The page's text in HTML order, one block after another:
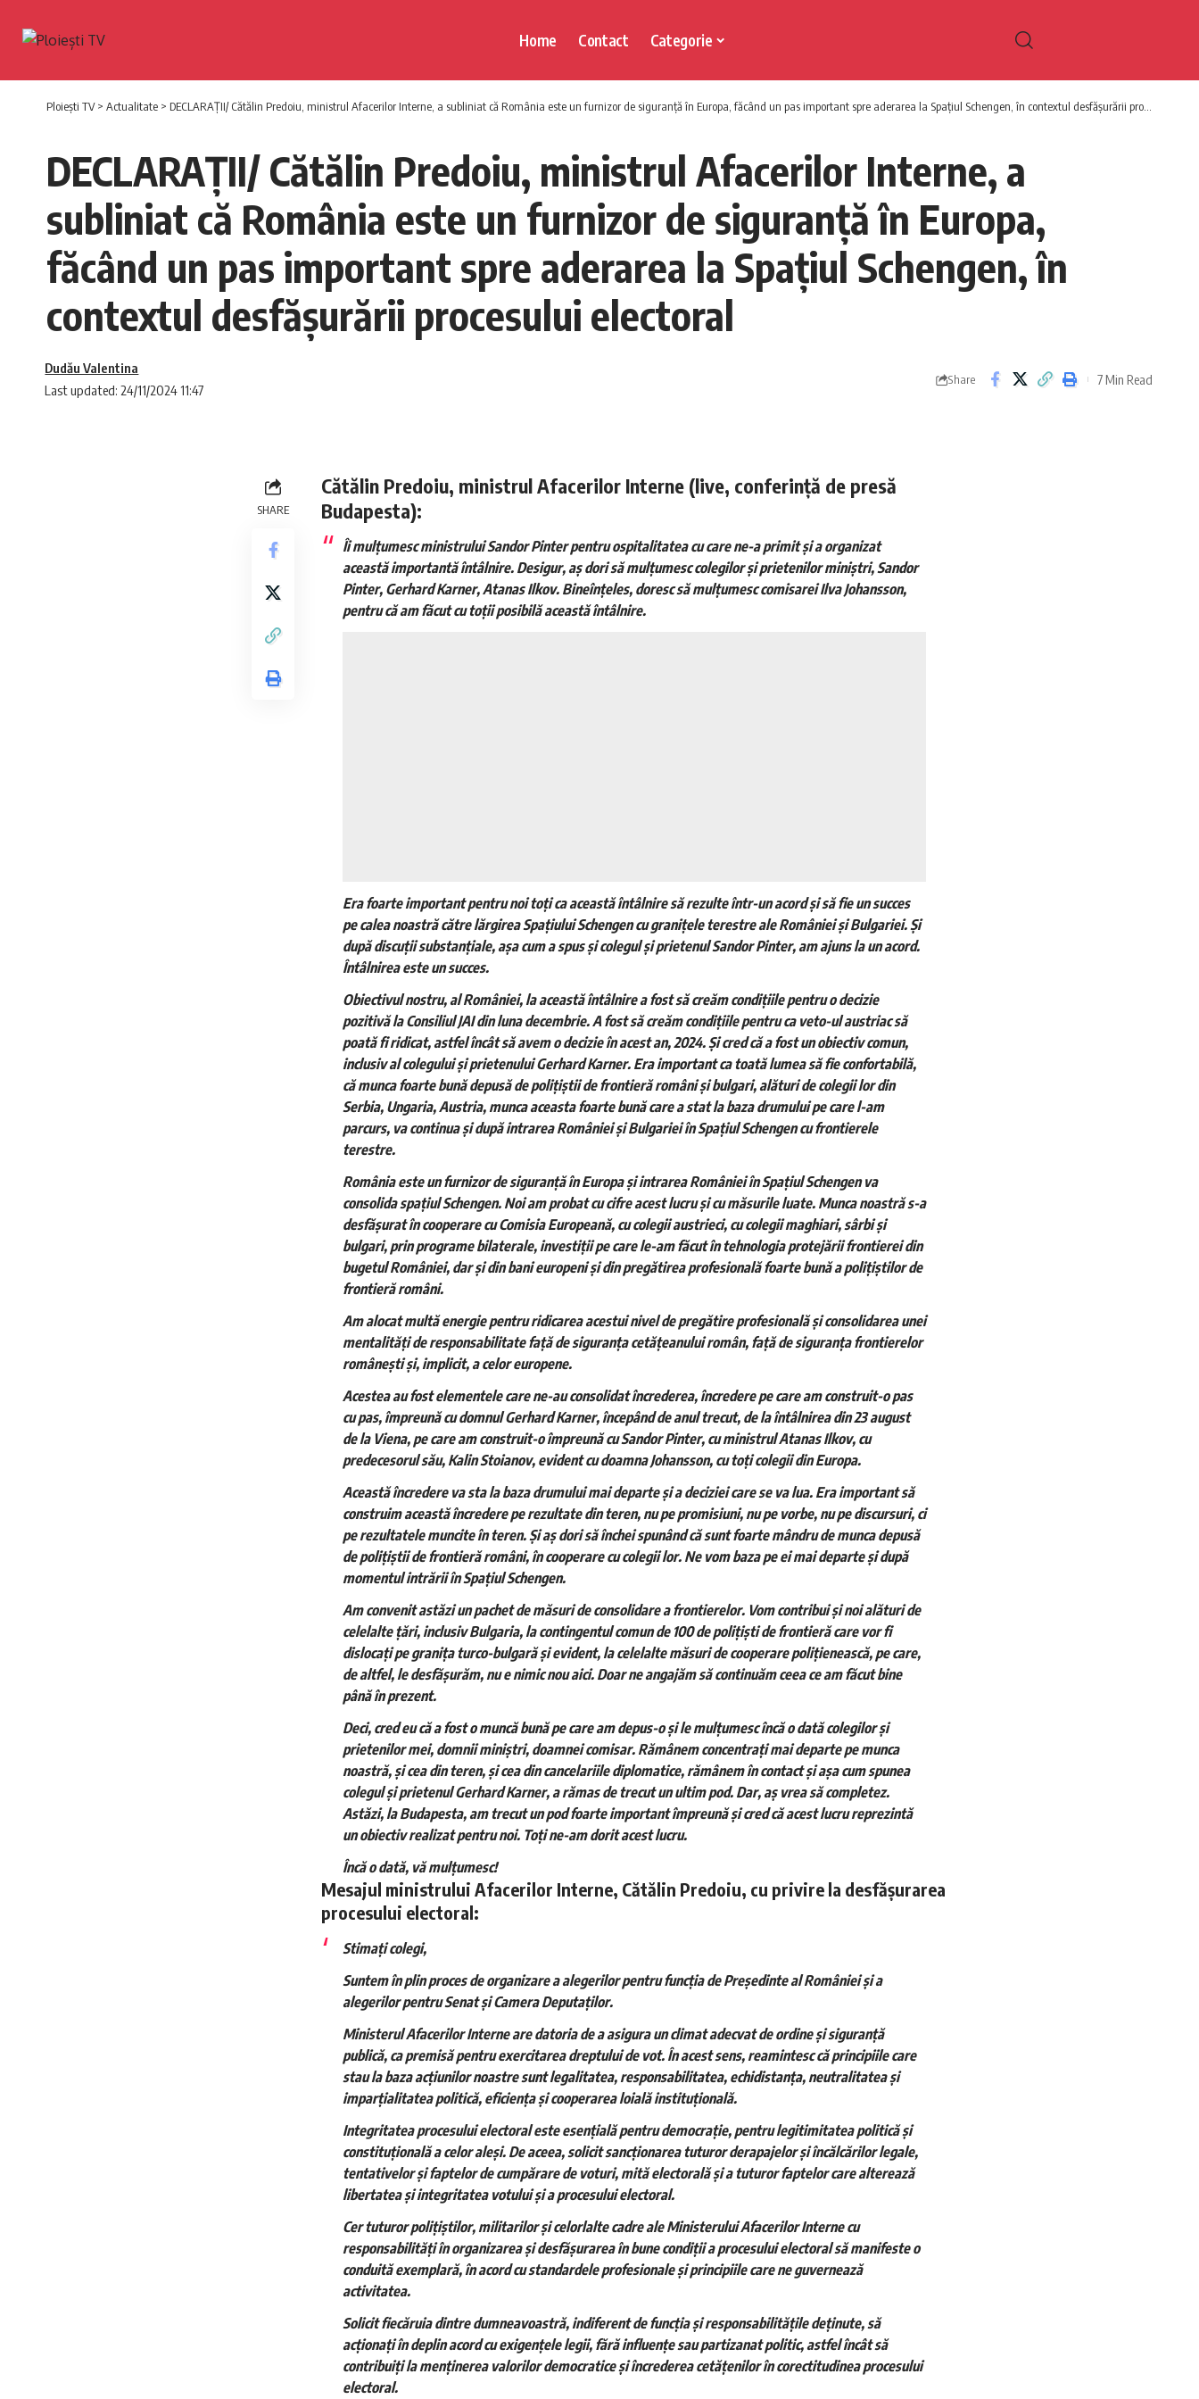
Home Contact Categorie
Ploiești TV> Actualitate > DECLARAŢII/ Cătălin Predoiu, ministrul Afacerilor Interne, a subliniat că România este un furnizor de siguranță în Europa, făcând un pas important spre aderarea la Spațiul Schengen, în contextul desfășurării procesului electoral
DECLARAŢII/ Cătălin Predoiu, ministrul Afacerilor Interne, a
subliniat că România este un furnizor de siguranță în Europa,
făcând un pas important spre aderarea la Spațiul Schengen, în
contextul desfășurării procesului electoral
Last updated: 24/11/2024 11:47
Dudău Valentina
Share 7 Min Read
SHARE
Cătălin Predoiu, ministrul Afacerilor Interne (live, conferinţă de presă
Budapesta):
Îi mulţumesc ministrului Sandor Pinter pentru ospitalitatea cu care ne-a primit și a organizat
această importantă întâlnire. Desigur, aș dori să mulțumesc colegilor și prietenilor miniștri, Sandor
Pinter, Gerhard Karner, Atanas Ilkov. Bineînțeles, doresc să mulțumesc comisarei Ilva Johansson,
pentru că am făcut cu toții posibilă această întâlnire.
Era foarte important pentru noi toți ca această întâlnire să rezulte într-un acord și să fie un succes
pe calea noastră către lărgirea Spațiului Schengen cu granițele terestre ale României și Bulgariei. Și
după discuții substanțiale, așa cum a spus și colegul și prietenul Sandor Pinter, am ajuns la un acord.
Întâlnirea este un succes.
Obiectivul nostru, al României, la această întâlnire a fost să creăm condițiile pentru o decizie
pozitivă la Consiliul JAI din luna decembrie. A fost să creăm condițiile pentru ca veto-ul austriac să
poată fi ridicat, astfel încât să avem o decizie în acest an, 2024. Și cred că a fost un obiectiv comun,
inclusiv al colegului și prietenului Gerhard Karner. Era important ca toată lumea să fie confortabilă,
că munca foarte bună depusă de polițiștii de frontieră români și bulgari, alături de colegii lor din
Serbia, Ungaria, Austria, munca aceasta foarte bună care a stat la baza drumului pe care l-am
parcurs, va continua și după intrarea României și Bulgariei în Spațiul Schengen cu frontierele
terestre.
România este un furnizor de siguranță în Europa și intrarea României în Spațiul Schengen va
consolida spațiul Schengen. Noi am probat cu cifre acest lucru și cu măsurile luate. Munca noastră s-a
desfășurat în cooperare cu Comisia Europeană, cu colegii austrieci, cu colegii maghiari, sârbi și
bulgari, prin programe bilaterale, investiții pe care le-am făcut în tehnologia protejării frontierei din
bugetul României, dar și din bani europeni şi din pregătirea profesională foarte bună a polițiștilor de
frontieră români.
Am alocat multă energie pentru ridicarea acestui nivel de pregătire profesională și consolidarea unei
mentalități de responsabilitate față de siguranța cetățeanului român, față de siguranța frontierelor
românești și, implicit, a celor europene.
Acestea au fost elementele care ne-au consolidat încrederea, încredere pe care am construit-o pas
cu pas, împreună cu domnul Gerhard Karner, începând de anul trecut, de la întâlnirea din 23 august
de la Viena, pe care am construit-o împreună cu Sandor Pinter, cu ministrul Atanas Ilkov, cu
predecesorul său, Kalin Stoianov, evident cu doamna Johansson, cu toți colegii din Europa.
Această încredere va sta la baza drumului mai departe și a deciziei care se va lua. Era important să
construim această încredere pe rezultate din teren, nu pe promisiuni, nu pe vorbe, nu pe discursuri, ci
pe rezultatele muncite în teren. Și aș dori să închei spunând că sunt foarte mândru de munca depusă
de polițiștii de frontieră români, în cooperare cu colegii lor. Ne vom baza pe ei mai departe și după
momentul intrării în Spațiul Schengen.
Am convenit astăzi un pachet de măsuri de consolidare a frontierelor. Vom contribui și noi alături de
celelalte țări, inclusiv Bulgaria, la contingentul comun de 100 de polițiști de frontieră care vor fi
dislocați pe granița turco-bulgară şi evident, la celelalte măsuri de cooperare polițienească, pe care,
de altfel, le desfășurăm, nu e nimic nou aici. Doar ne angajăm să continuăm ceea ce am făcut bine
până în prezent.
Deci, cred eu că a fost o muncă bună pe care am depus-o și le mulțumesc încă o dată colegilor și
prietenilor mei, domnii miniștri, doamnei comisar. Rămânem concentrați mai departe pe munca
noastră, și cea din teren, și cea din cancelariile diplomatice, rămânem în contact şi așa cum spunea
colegul și prietenul Gerhard Karner, a rămas de trecut un ultim pod. Dar, aș vrea să completez.
Astăzi, la Budapesta, am trecut un pod foarte important împreună și cred că acest lucru reprezintă
un obiectiv realizat pentru noi. Toți ne-am dorit acest lucru.
Încă o dată, vă mulțumesc!
Mesajul ministrului Afacerilor Interne, Cătălin Predoiu, cu privire la desfășurarea
procesului electoral:
Stimați colegi,
Suntem în plin proces de organizare a alegerilor pentru funcția de Președinte al României și a
alegerilor pentru Senat și Camera Deputaților.
Ministerul Afacerilor Interne are datoria de a asigura un climat adecvat de ordine și siguranță
publică, ca premisă pentru exercitarea dreptului de vot. În acest sens, reamintesc că principiile care
stau la baza acțiunilor noastre sunt legalitatea, responsabilitatea, echidistanța, neutralitatea și
imparțialitatea politică, eficiența și cooperarea loială instituțională.
Integritatea procesului electoral este esențială pentru democrație, pentru legitimitatea politică și
constituțională a celor aleși. De aceea, solicit sancționarea tuturor derapajelor și încălcărilor legale,
tentativelor și faptelor de cumpărare de voturi, mită electorală și a tuturor faptelor care alterează
libertatea și integritatea votului și a procesului electoral.
Cer tuturor polițiștilor, militarilor și celorlalte cadre ale Ministerului Afacerilor Interne cu
responsabilități în organizarea și desfășurarea în bune condiții a procesului electoral să manifeste o
conduită exemplară, în acord cu standardele profesionale și principiile care ne guvernează
activitatea.
Solicit fiecăruia dintre dumneavoastră, indiferent de funcția și responsabilitățile deținute, să
acționați în deplin acord cu exigențele legii, fără influențe sau partizanat politic, astfel încât să
contribuiți la menținerea valorilor democratice și încrederea cetățenilor în corectitudinea procesului
electoral.